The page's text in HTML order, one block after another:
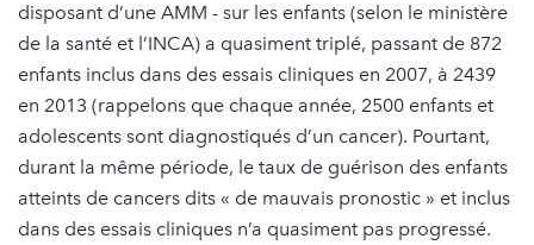
disposant d’une AMM - sur les enfants (selon le ministère
de la santé et l’INCA) a quasiment triplé, passant de 872
enfants inclus dans des essais cliniques en 2007, à 2439
en 2013 (rappelons que chaque année, 2500 enfants et
adolescents sont diagnostiqués d’un cancer). Pourtant,
durant la même période, le taux de guérison des enfants
atteints de cancers dits « de mauvais pronostic » et inclus
dans des essais cliniques n’a quasiment pas progressé.